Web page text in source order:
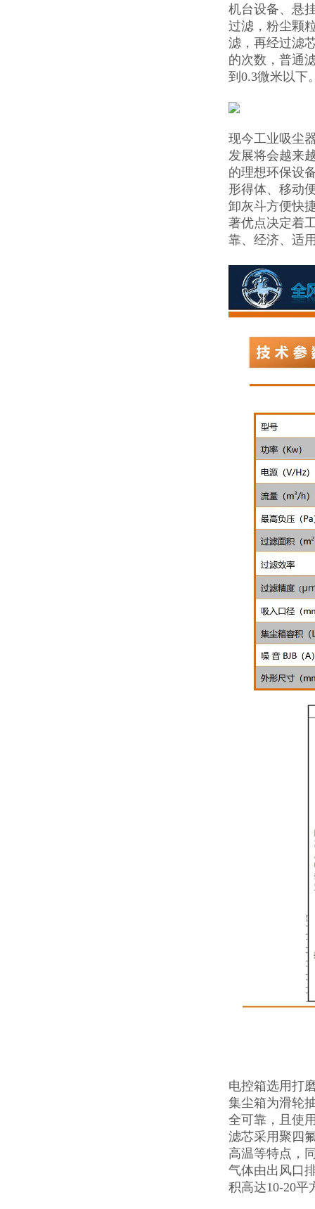
机台设备、悬
过滤，粉尘颗
滤，再经过滤
的次数，普通
到0.3微米以下
现今工业吸尘
发展将会越来
的理想环保设
形得体、移动
卸灰斗方便快
著优点决定着
靠、经济、适
电控箱选用打
集尘箱为滑轮
全可靠，且使
滤芯采用聚四
高温等特点，
气体由出风口
积高达10-20平